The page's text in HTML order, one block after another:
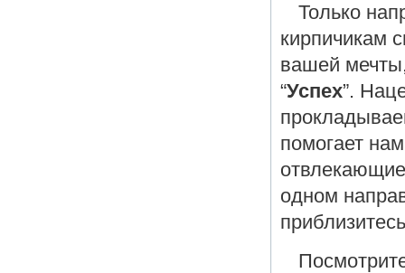
Только
кирпичикам
вашей
“Успех”.
помогает
одном